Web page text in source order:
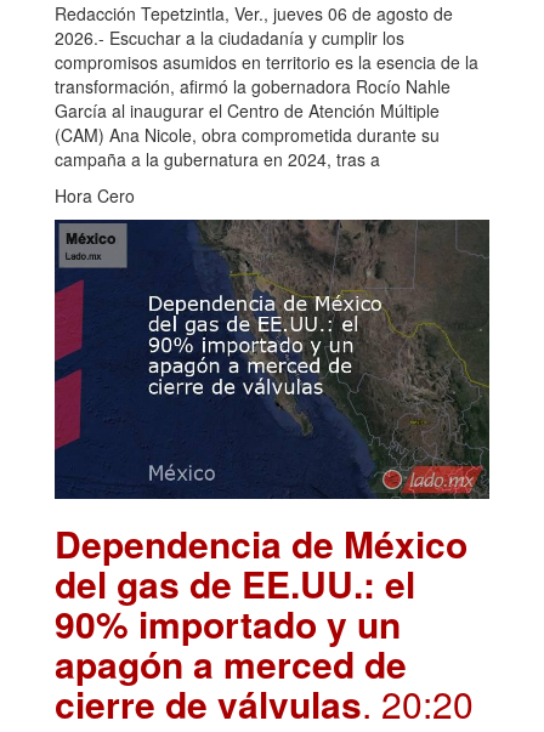
Redacción Tepetzintla, Ver., jueves 06 de agosto de
2026.- Escuchar a la ciudadanía y cumplir los
compromisos asumidos en territorio es la esencia de la
transformación, afirmó la gobernadora Rocío Nahle
García al inaugurar el Centro de Atención Múltiple
(CAM) Ana Nicole, obra comprometida durante su
campaña a la gubernatura en 2024, tras a
Hora Cero
Dependencia de México
del gas de EE.UU.: el
90% importado y un
apagón a merced de
cierre de válvulas. 20:20